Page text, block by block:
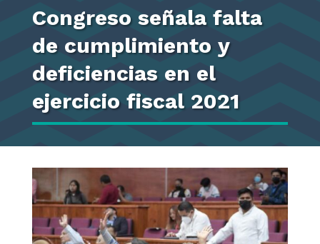
Congreso señala falta
de cumplimiento y
deficiencias en el
ejercicio fiscal 2021